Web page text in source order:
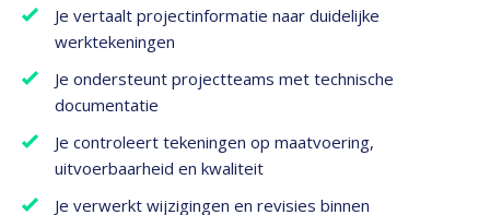
Je vertaalt projectinformatie naar duidelijke
werktekeningen
Je ondersteunt projectteams met technische
documentatie
Je controleert tekeningen op maatvoering,
uitvoerbaarheid en kwaliteit
Je verwerkt wijzigingen en revisies binnen